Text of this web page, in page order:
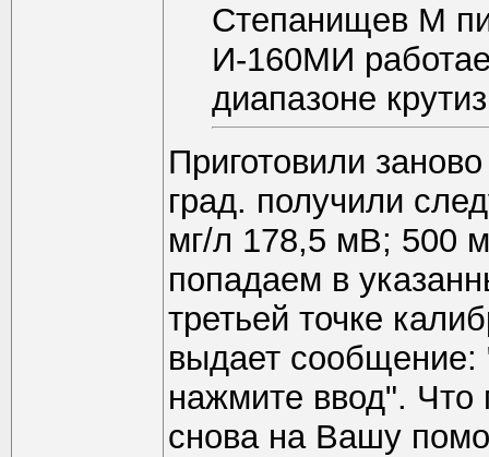
Степанищев М
И-160МИ
диапазоне
Приготовили
град. получили
мг/л 178,5 мВ; 500
попадаем в
третьей точке
выдает сообщение:
нажмите ввод".
снова на Вашу